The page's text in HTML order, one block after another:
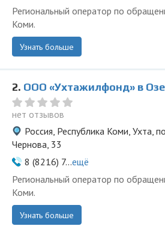
Региональный оператор по
Коми.
Узнать больше
2. ООО «Ухтажилфонд» в
нет отзывов
Россия, Республика Коми, Ухта,
Чернова, 33
8 (8216) 7...ещё
Региональный оператор по
Коми.
Узнать больше